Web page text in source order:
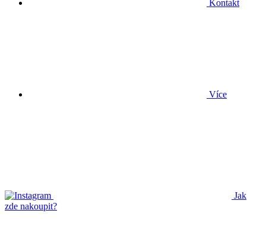
Kontakt
Více
Jak
zde nakoupit?